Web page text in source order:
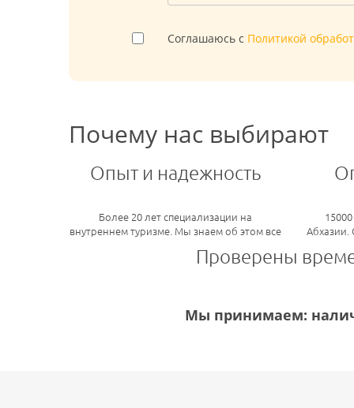
Соглашаюсь с Политикой
Почему нас выбирают
Опыт и надежность
Более 20 лет специализации на
внутреннем туризме. Мы знаем об этом все
Абхазии.
Проверены
Мы принимаем: